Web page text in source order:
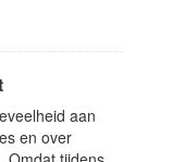
aan
en over